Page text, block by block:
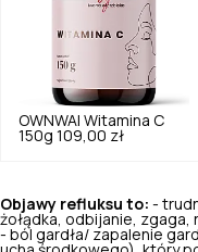
OWNWAI Witamina C
150g 109,00 zł
Objawy refluksu to: -
żołądka, odbijanie,
- ból gardła/ zapalenie